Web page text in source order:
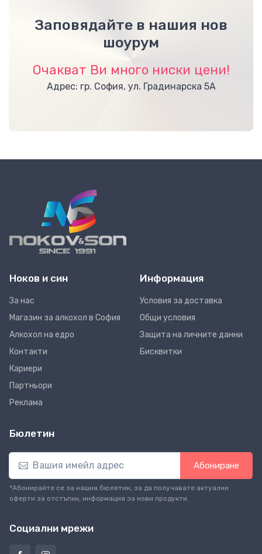
Заповядайте в нашия нов
шоурум
Очакват Ви много ниски цени!
Адрес: гр. София, ул. Градинарска 5А
Ноков и син
За нас
Магазин за алкохол в София
Алкохол на едро
Контакти
Кариери
Партньори
Реклама
Информация
Условия за доставка
Общи условия
Защита на личните данни
Бисквитки
Бюлетин
Абониране
*Абонирайте се за нашия бюлетин, за да получавате актуални
оферти за отстъпки, информация за нови продукти.
Социални мрежи